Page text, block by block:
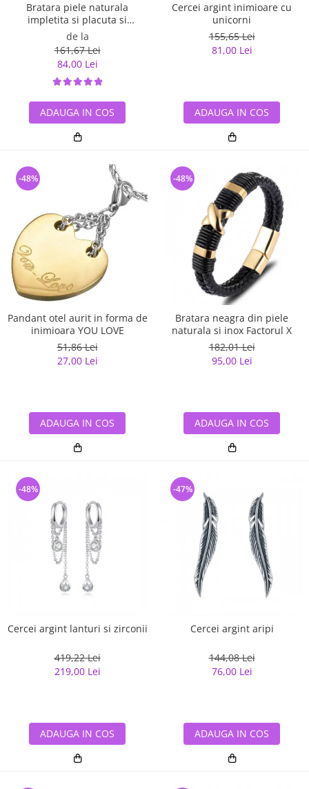
Bratara piele naturala
impletita si placuta si
inchizatoare din inox
de la
161,67 Lei
84,00 Lei
ADAUGA IN COS
Cercei argint inimioare cu
unicorni
155,65 Lei
81,00 Lei
ADAUGA IN COS
Pandant otel aurit in forma de
inimioara YOU LOVE
51,86 Lei
27,00 Lei
-48%
ADAUGA IN COS
Bratara neagra din piele
naturala si inox Factorul X
182,01 Lei
95,00 Lei
-48%
ADAUGA IN COS
Cercei argint lanturi si zirconii
419,22 Lei
219,00 Lei
-48%
ADAUGA IN COS
Cercei argint aripi
144,08 Lei
76,00 Lei
-47%
ADAUGA IN COS